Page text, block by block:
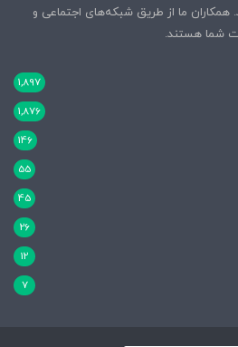
همکاران ما از طریق شبکه‌های اجتماعی و
شما هستند.
1,897
1,876
146
55
45
26
12
7